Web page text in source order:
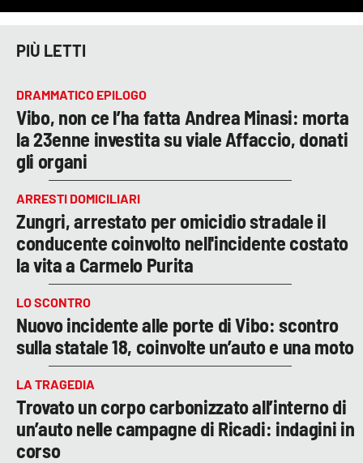
PIÙ LETTI
DRAMMATICO EPILOGO
Vibo, non ce l’ha fatta Andrea Minasi: morta
la 23enne investita su viale Affaccio, donati
gli organi
ARRESTI DOMICILIARI
Zungri, arrestato per omicidio stradale il
conducente coinvolto nell'incidente costato
la vita a Carmelo Purita
LO SCONTRO
Nuovo incidente alle porte di Vibo: scontro
sulla statale 18, coinvolte un’auto e una moto
LA TRAGEDIA
Trovato un corpo carbonizzato all’interno di
un’auto nelle campagne di Ricadi: indagini in
corso